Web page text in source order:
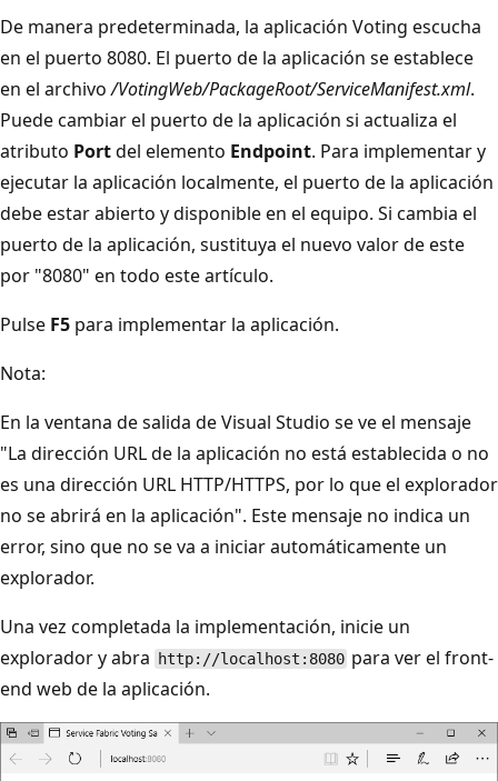
De manera predeterminada, la aplicación Voting escucha
en el puerto 8080. El puerto de la aplicación se establece
en el archivo/VotingWeb/PackageRoot/ServiceManifest.xml.
Puede cambiar el puerto de la aplicación si actualiza el
atributo Portdel elemento Endpoint. Para implementar y
ejecutar la aplicación localmente, el puerto de la aplicación
debe estar abierto y disponible en el equipo. Si cambia el
puerto de la aplicación, sustituya el nuevo valor de este
por "8080" en todo este artículo.
Pulse F5 para implementar la aplicación.
Nota:
En la ventana de salida de Visual Studio se ve el mensaje
"La dirección URL de la aplicación no está establecida o no
es una dirección URL HTTP/HTTPS, por lo que el explorador
no se abrirá en la aplicación". Este mensaje no indica un
error, sino que no se va a iniciar automáticamente un
explorador.
Una vez completada la implementación, inicie un
explorador y abra
http://localhost:8080 para ver el front-
end web de la aplicación.